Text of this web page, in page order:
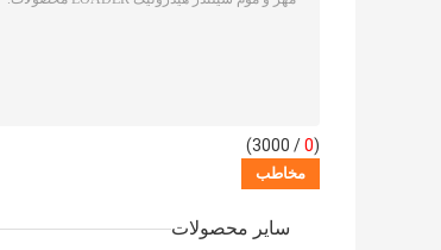
(
0
/ 3000)
سایر محصولات